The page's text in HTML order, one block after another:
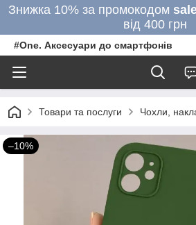
Знижка 10% за промокодом
від 400 грн
#One. Аксесуари до смартфонів
Товари та послуги Чохли,
–10%